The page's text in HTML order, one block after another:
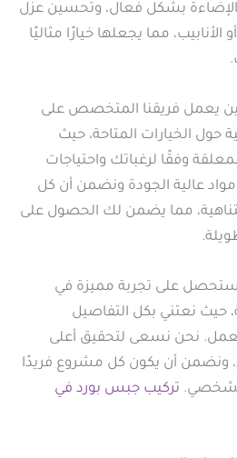
الإضاءة بشكل فعال، وتحسين عزل
مما يجعلها خيارًا مثاليًا
يعمل فريقنا المتخصص على
حول الخيارات المتاحة، حيث
وفقًا لرغباتك واحتياجات
عالية الجودة ونضمن أن كل
مما يضمن لك الحصول على
ستحصل على تجربة مميزة في
حيث نعتني بكل التفاصيل
نحن نسعى لتحقيق أعلى
ونضمن أن يكون كل مشروع فريدًا
تركيب جبس بورد في